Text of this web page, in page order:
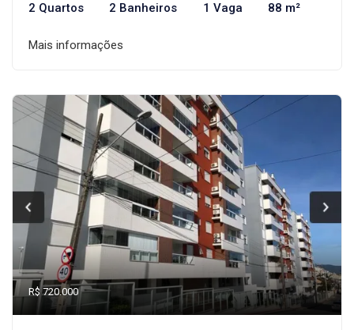
2 Quartos 2 Banheiros 1 Vaga 88 m²
Mais informações
R$ 720.000